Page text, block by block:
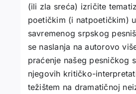
(ili zla sreća) izričite
poetičkim (i natpoetičkim)
savremenog srpskog
se naslanja na autorovo
praćenje našeg pesničkog
njegovih kritičko-
težištem na dramatičnoj